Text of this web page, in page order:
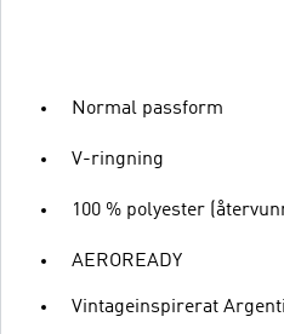
Normal passform
V-ringning
100 % polyester
AEROREADY
Vintageinspirerat